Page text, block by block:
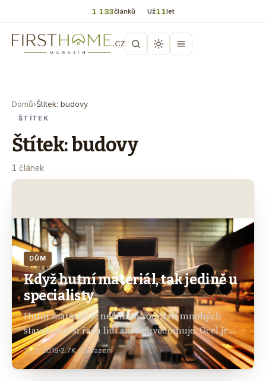
1 133článků Už11let
Domů›Štítek: budovy
ŠTÍTEK
Štítek: budovy
1 článek
DŮM
Když hutní materiál, tak jedině u
specialisty
Hutní materiál je nedílnou součástí mnohých
staveb, což si řada lidí ani neuvědomuje. Ocel je
využívána při realizaci výškových budov,
rodinných domů, mostů, garáží, zahradních
domků i základů pro takové…
21. 7. 2019 2.7K zobrazení